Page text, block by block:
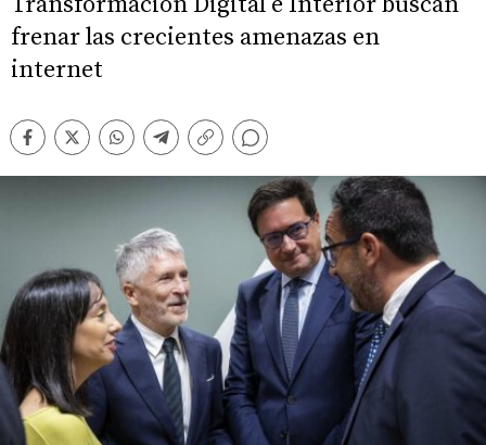
frenar las crecientes amenazas en
internet
Facebook
TwitterWhatsappTelegram
Copiar
Comentarios